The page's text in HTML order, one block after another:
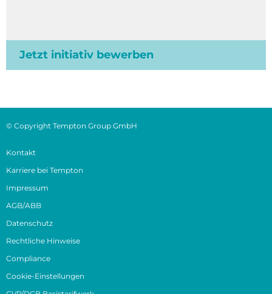
Jetzt initiativ bewerben
© Copyright Tempton Group GmbH
Kontakt
Karriere bei Tempton
Impressum
AGB/ABB
Datenschutz
Rechtliche Hinweise
Compliance
Cookie-Einstellungen